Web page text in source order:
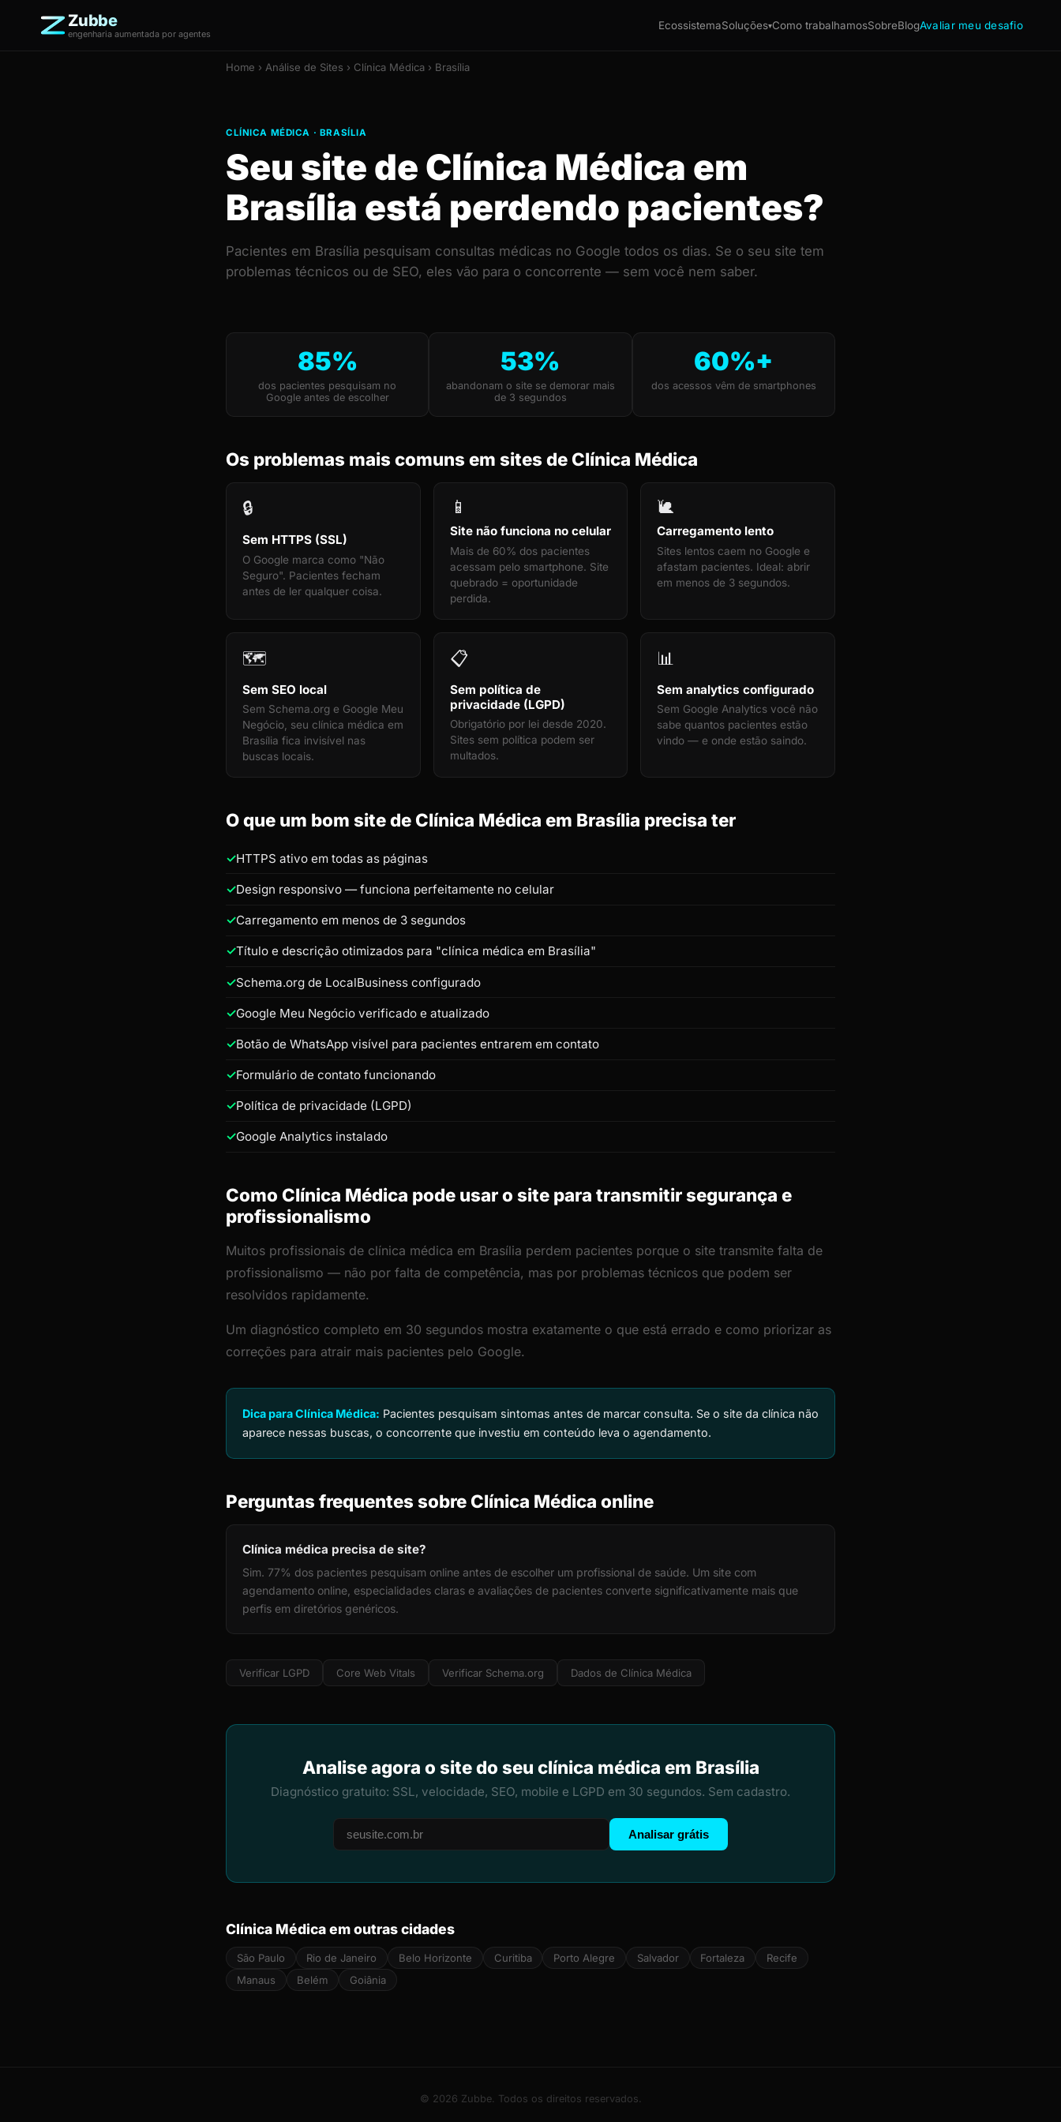
Zubbe
engenharia aumentada por agentes
EcossistemaSoluções▾Como trabalhamosSobreBlogAvaliar meu desafio
Home › Análise de Sites › Clínica Médica › Brasília
CLÍNICA MÉDICA · BRASÍLIA
Seu site de Clínica Médica em
Brasília está perdendo pacientes?
Pacientes em Brasília pesquisam consultas médicas no Google todos os dias. Se o seu site tem
problemas técnicos ou de SEO, eles vão para o concorrente — sem você nem saber.
85%
dos pacientes pesquisam no
Google antes de escolher
53%
abandonam o site se demorar mais
de 3 segundos
60%+
dos acessos vêm de smartphones
Os problemas mais comuns em sites de Clínica Médica
🔒
Sem HTTPS (SSL)
O Google marca como "Não
Seguro". Pacientes fecham
antes de ler qualquer coisa.
📱
Site não funciona no celular
Mais de 60% dos pacientes
acessam pelo smartphone. Site
quebrado = oportunidade
perdida.
🐌
Carregamento lento
Sites lentos caem no Google e
afastam pacientes. Ideal: abrir
em menos de 3 segundos.
🗺️
Sem SEO local
Sem Schema.org e Google Meu
Negócio, seu clínica médica em
Brasília fica invisível nas
buscas locais.
📋
Sem política de
privacidade (LGPD)
Obrigatório por lei desde 2020.
Sites sem política podem ser
multados.
📊
Sem analytics configurado
Sem Google Analytics você não
sabe quantos pacientes estão
vindo — e onde estão saindo.
O que um bom site de Clínica Médica em Brasília precisa ter
HTTPS ativo em todas as páginas
Design responsivo — funciona perfeitamente no celular
Carregamento em menos de 3 segundos
Título e descrição otimizados para "clínica médica em Brasília"
Schema.org de LocalBusiness configurado
Google Meu Negócio verificado e atualizado
Botão de WhatsApp visível para pacientes entrarem em contato
Formulário de contato funcionando
Política de privacidade (LGPD)
Google Analytics instalado
Como Clínica Médica pode usar o site para transmitir segurança e
profissionalismo
Muitos profissionais de clínica médica em Brasília perdem pacientes porque o site transmite falta de
profissionalismo — não por falta de competência, mas por problemas técnicos que podem ser
resolvidos rapidamente.
Um diagnóstico completo em 30 segundos mostra exatamente o que está errado e como priorizar as
correções para atrair mais pacientes pelo Google.
Dica para Clínica Médica: Pacientes pesquisam sintomas antes de marcar consulta. Se o site da clínica não
aparece nessas buscas, o concorrente que investiu em conteúdo leva o agendamento.
Perguntas frequentes sobre Clínica Médica online
Clínica médica precisa de site?
Sim. 77% dos pacientes pesquisam online antes de escolher um profissional de saúde. Um site com
agendamento online, especialidades claras e avaliações de pacientes converte significativamente mais que
perfis em diretórios genéricos.
Verificar LGPD Core Web Vitals Verificar Schema.org Dados de Clínica Médica
Analise agora o site do seu clínica médica em Brasília
Diagnóstico gratuito: SSL, velocidade, SEO, mobile e LGPD em 30 segundos. Sem cadastro.
Analisar grátis
Clínica Médica em outras cidades
São Paulo Rio de Janeiro Belo Horizonte Curitiba Porto Alegre Salvador Fortaleza
Recife
Manaus
Belém Goiânia
© 2026 Zubbe. Todos os direitos reservados.